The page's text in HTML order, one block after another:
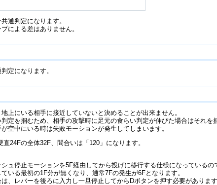
通判定になります。
による差はありません。
定になります。
上にいる相手に接近していないと決めることが出来ません。
定を掴むため、相手の攻撃時に足元の食らい判定が伸びた場合はそれを
空中にいる時は失敗モーションが発生してしまいます。
24Fの全体32F、間合いは「120」になります。
ュ停止モーションを5F経由してから投げに移行する仕様になっているの
いる最初の1F分が無くなり、通常7Fの発生が6Fとなります。
、レバーを後ろに入力し一旦停止してからDボタンを押す必要があります